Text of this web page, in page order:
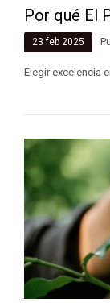
Por qué El
23 feb 2025
Elegir excelencia